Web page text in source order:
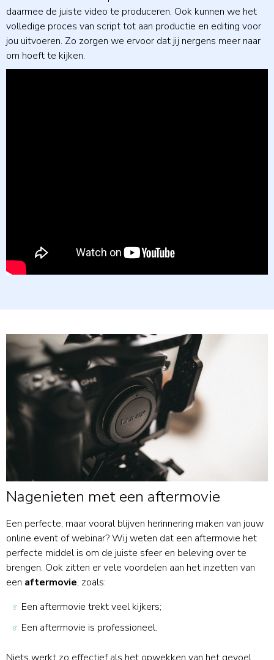
daarmee de juiste video te produceren. Ook kunnen we het
volledige proces van script tot aan productie en editing voor
jou uitvoeren. Zo zorgen we ervoor dat jij nergens meer naar
om hoeft te kijken.
Nagenieten met een aftermovie
Een perfecte, maar vooral blijven herinnering maken van jouw
online event of webinar? Wij weten dat een aftermovie het
perfecte middel is om de juiste sfeer en beleving over te
brengen. Ook zitten er vele voordelen aan het inzetten van
een aftermovie, zoals:
Een aftermovie trekt veel kijkers;
Een aftermovie is professioneel.